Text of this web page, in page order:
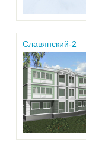
Славянский-2